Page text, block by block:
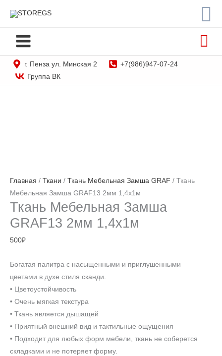
г. Пенза ул. Минская 2
+7(986)947-07-24
Группа ВК
Главная / Ткани / Ткань Мебельная Замша GRAF / Ткань
Мебельная Замша GRAF13 2мм 1,4х1м
Ткань Мебельная Замша
GRAF13 2мм 1,4х1м
500₽
Богатая палитра с насыщенными и приглушенными
цветами в духе стиля сканди.
• Цветоустойчивость
• Очень мягкая текстура
• Ткань является дышащей
• Приятный внешний вид и тактильные ощущения
• Подходит для любых форм мебели, ткань не соберется
складками и не потеряет форму.